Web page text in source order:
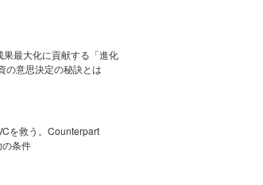
最大化に貢献する「進化
の意思決定の秘訣とは
を救う。Counterpart
条件